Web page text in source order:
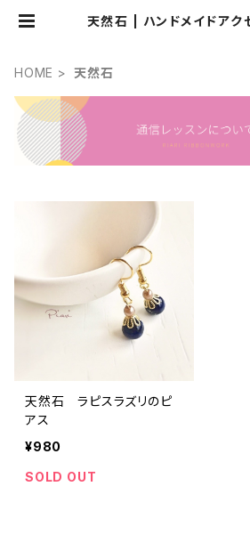
天然石 | ハンドメイドアク
HOME 天然石
天然石 ラピスラズリのピ
アス
¥980
SOLD OUT